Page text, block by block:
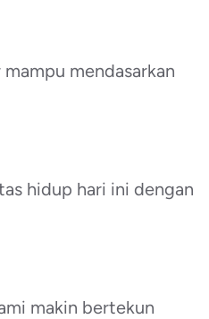
mendasarkan
hidup hari ini dengan
makin bertekun